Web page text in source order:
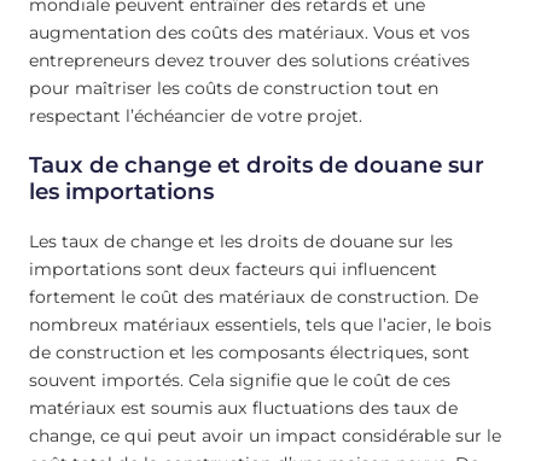
mondiale peuvent entraîner des retards et une
augmentation des coûts des matériaux. Vous et vos
entrepreneurs devez trouver des solutions créatives
pour maîtriser les coûts de construction tout en
respectant l’échéancier de votre projet.
Taux de change et droits de douane sur
les importations
Les taux de change et les droits de douane sur les
importations sont deux facteurs qui influencent
fortement le coût des matériaux de construction. De
nombreux matériaux essentiels, tels que l’acier, le bois
de construction et les composants électriques, sont
souvent importés. Cela signifie que le coût de ces
matériaux est soumis aux fluctuations des taux de
change, ce qui peut avoir un impact considérable sur le